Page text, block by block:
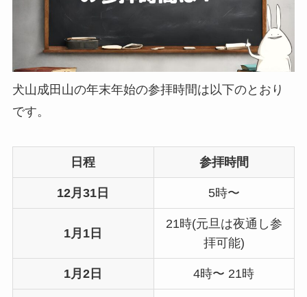
犬山成田山の年末年始の参拝時間は以下のとおり
です。
日程 参拝時間
12月31日 5時〜
1月1日
21時(元旦は夜通し参
拝可能)
1月2日 4時〜 21時